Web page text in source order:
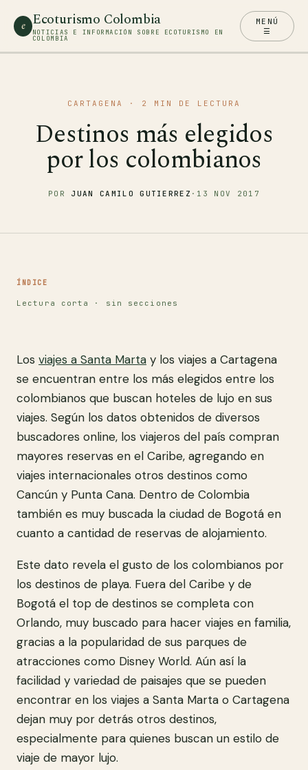
e Ecoturismo Colombia
NOTICIAS E INFORMACIÓN SOBRE ECOTURISMO EN
COLOMBIA
MENÚ
☰
CARTAGENA · 2 MIN DE LECTURA
Destinos más elegidos
por los colombianos
POR JUAN CAMILO GUTIERREZ · 13 NOV 2017
ÍNDICE
Lectura corta · sin secciones
Los viajes a Santa Marta y los viajes a Cartagena
se encuentran entre los más elegidos entre los
colombianos que buscan hoteles de lujo en sus
viajes. Según los datos obtenidos de diversos
buscadores online, los viajeros del país compran
mayores reservas en el Caribe, agregando en
viajes internacionales otros destinos como
Cancún y Punta Cana. Dentro de Colombia
también es muy buscada la ciudad de Bogotá en
cuanto a cantidad de reservas de alojamiento.
Este dato revela el gusto de los colombianos por
los destinos de playa. Fuera del Caribe y de
Bogotá el top de destinos se completa con
Orlando, muy buscado para hacer viajes en familia,
gracias a la popularidad de sus parques de
atracciones como Disney World. Aún así la
facilidad y variedad de paisajes que se pueden
encontrar en los viajes a Santa Marta o Cartagena
dejan muy por detrás otros destinos,
especialmente para quienes buscan un estilo de
viaje de mayor lujo.